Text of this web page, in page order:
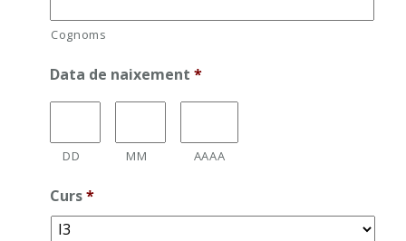
Cognoms
Data de naixement *
DD MM AAAA
Curs*